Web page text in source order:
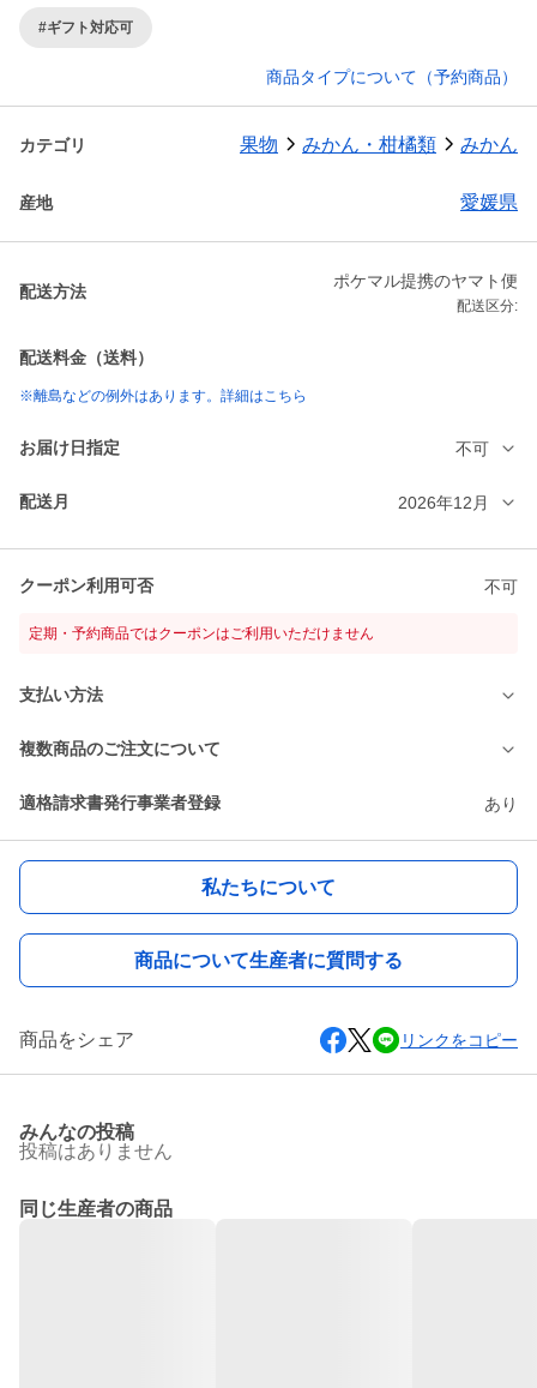
#ギフト対応可
商品タイプについて（予約商品）
カテゴリ 果物 みかん・柑橘類 みかん
産地 愛媛県
配送方法
ポケマル提携のヤマト便
配送区分:
配送料金（送料）
※離島などの例外はあります。詳細はこちら
お届け日指定 不可
配送月 2026年12月
クーポン利用可否 不可
定期・予約商品ではクーポンはご利用いただけません
支払い方法
複数商品のご注文について
適格請求書発行事業者登録 あり
私たちについて
商品について生産者に質問する
商品をシェア リンクをコピー
みんなの投稿
投稿はありません
同じ生産者の商品